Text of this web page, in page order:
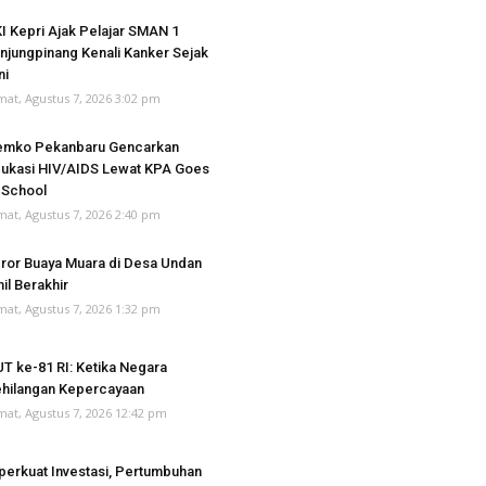
Kepri Ajak Pelajar SMAN 1
Kenali Kanker Sejak
Agustus 7, 2026 3:02 pm
Pekanbaru Gencarkan
HIV/AIDS Lewat KPA Goes
Agustus 7, 2026 2:40 pm
Buaya Muara di Desa Undan
Berakhir
Agustus 7, 2026 1:32 pm
ke-81 RI: Ketika Negara
Kepercayaan
Agustus 7, 2026 12:42 pm
Investasi, Pertumbuhan